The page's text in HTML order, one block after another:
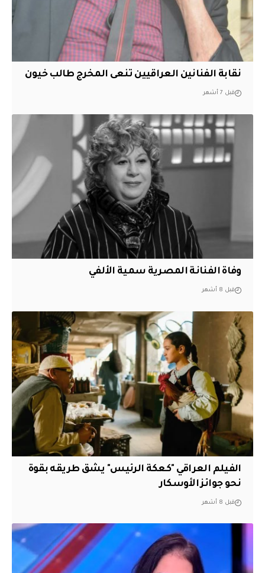
نقابة الفنانين العراقيين تنعى المخرج طالب خيون
قبل 7 أشهر
وفاة الفنانة المصرية سمية الألفي
قبل 8 أشهر
الفيلم العراقي "كعكة الرئيس" يشق طريقه بقوة
نحو جوائز الأوسكار
قبل 8 أشهر